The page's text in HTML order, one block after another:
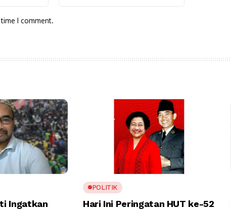
I comment.
Ingatkan
POLITIK
Hari Ini Peringatan HUT ke-52